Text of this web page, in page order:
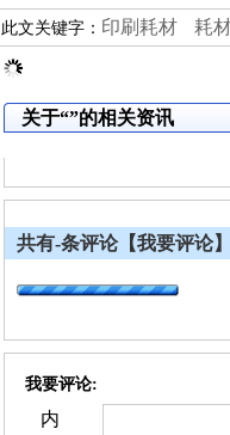
此文关键字： 印刷耗材 耗
关于“”的相关资讯
共有-条评论【我要评论】
我要评论:
内